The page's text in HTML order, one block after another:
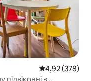
Середня
4,92 (378)
в